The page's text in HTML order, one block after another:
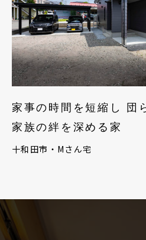
家事の時間を短縮し 団
家族の絆を深める家
十和田市・Mさん宅